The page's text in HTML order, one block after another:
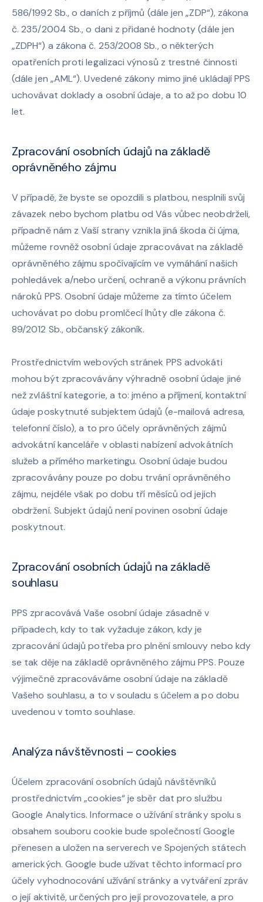
586/1992 Sb., o daních z příjmů (dále jen „ZDP“), zákona
č. 235/2004 Sb., o dani z přidané hodnoty (dále jen
„ZDPH“) a zákona č. 253/2008 Sb., o některých
opatřeních proti legalizaci výnosů z trestné činnosti
(dále jen „AML“). Uvedené zákony mimo jiné ukládají PPS
uchovávat doklady a osobní údaje, a to až po dobu 10
let.
Zpracování osobních údajů na základě
oprávněného zájmu
V případě, že byste se opozdili s platbou, nesplnili svůj
závazek nebo bychom platbu od Vás vůbec neobdrželi,
případně nám z Vaší strany vznikla jiná škoda či újma,
můžeme rovněž osobní údaje zpracovávat na základě
oprávněného zájmu spočívajícím ve vymáhání našich
pohledávek a/nebo určení, ochraně a výkonu právních
nároků PPS. Osobní údaje můžeme za tímto účelem
uchovávat po dobu promlčecí lhůty dle zákona č.
89/2012 Sb., občanský zákoník.
Prostřednictvím webových stránek PPS advokáti
mohou být zpracovávány výhradně osobní údaje jiné
než zvláštní kategorie, a to: jméno a příjmení, kontaktní
údaje poskytnuté subjektem údajů (e-mailová adresa,
telefonní číslo), a to pro účely oprávněných zájmů
advokátní kanceláře v oblasti nabízení advokátních
služeb a přímého marketingu. Osobní údaje budou
zpracovávány pouze po dobu trvání oprávněného
zájmu, nejdéle však po dobu tří měsíců od jejich
obdržení. Subjekt údajů není povinen osobní údaje
poskytnout.
Zpracování osobních údajů na základě
souhlasu
PPS zpracovává Vaše osobní údaje zásadně v
případech, kdy to tak vyžaduje zákon, kdy je
zpracování údajů potřeba pro plnění smlouvy nebo kdy
se tak děje na základě oprávněného zájmu PPS. Pouze
výjimečně zpracováváme osobní údaje na základě
Vašeho souhlasu, a to v souladu s účelem a po dobu
uvedenou v tomto souhlase.
Analýza návštěvnosti – cookies
Účelem zpracování osobních údajů návštěvníků
prostřednictvím „cookies“ je sběr dat pro službu
Google Analytics. Informace o užívání stránky spolu s
obsahem souboru cookie bude společností Google
přenesen a uložen na serverech ve Spojených státech
amerických. Google bude užívat těchto informací pro
účely vyhodnocování užívání stránky a vytváření zpráv
o její aktivitě, určených pro její provozovatele, a pro